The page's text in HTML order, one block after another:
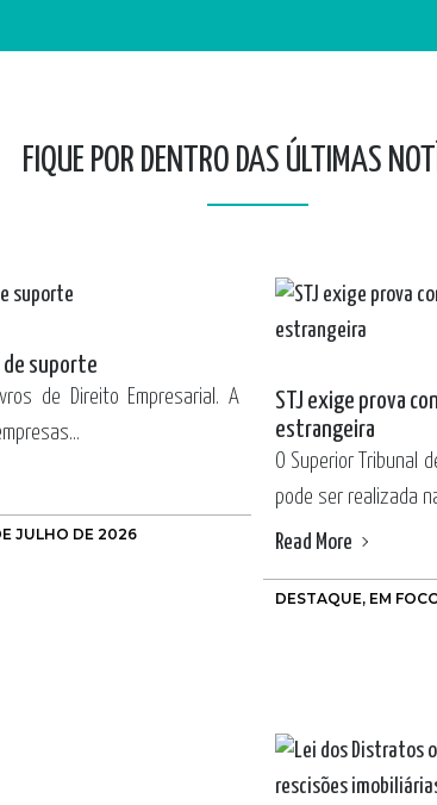
FIQUE POR DENTRO DAS ÚLTIMAS
de suporte
de Direito Empresarial. A
JULHO DE 2026
STJ exige prova
estrangeira
O Superior Tribunal
pode ser realizada
Read More
DESTAQUE, EM